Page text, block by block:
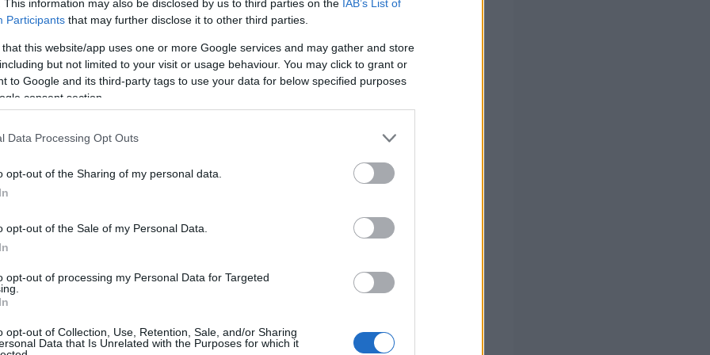
This information may also be disclosed by us to third parties on the IAB’s List of
Participants that may further disclose it to other third parties.
that this website/app uses one or more Google services and may gather and store
but not limited to your visit or usage behaviour. You may click to grant or
to Google and its third-party tags to use your data for below specified purposes
consent section.
Data Processing Opt Outs
opt-out of the Sharing of my personal data.
opt-out of the Sale of my Personal Data.
opt-out of processing my Personal Data for Targeted
opt-out of Collection, Use, Retention, Sale, and/or Sharing
Data that Is Unrelated with the Purposes for which it
στα συγκεκριμένα τμήματα του οδικού δικτύου καλούνται να
στην Αττική Οδό
καταγράφονται και στην Αττική Οδό
στο ρεύμα προς Ελευσίνα.
: